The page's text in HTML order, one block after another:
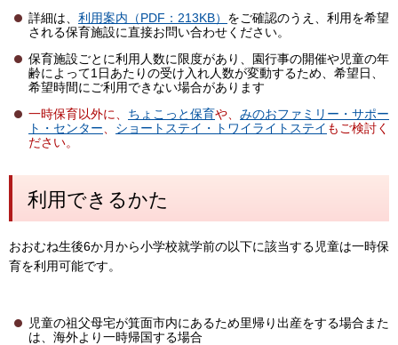
詳細は、 利用案内（PDF：213KB） をご確認のうえ、利用を希望
される保育施設に直接お問い合わせください。
保育施設ごとに利用人数に限度があり、園行事の開催や児童の年
齢によって1日あたりの受け入れ人数が変動するため、希望日、
希望時間にご利用できない場合があります
一時保育以外に、 ちょこっと保育や、 みのおファミリー・サポー
ト・センター
ショートステイ・トワイライトステイ もご検討く
ださい。
利用できるかた
おおむね生後6か月から小学校就学前の以下に該当する児童は一時保
育を利用可能です。
児童の祖父母宅が箕面市内にあるため里帰り出産をする場合また
は、海外より一時帰国する場合